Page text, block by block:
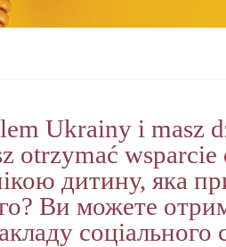
Ukrainy i masz
otrzymać
дитину, яка
Ви можете